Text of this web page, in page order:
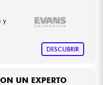
y
DESCUBRIR
UN EXPERTO